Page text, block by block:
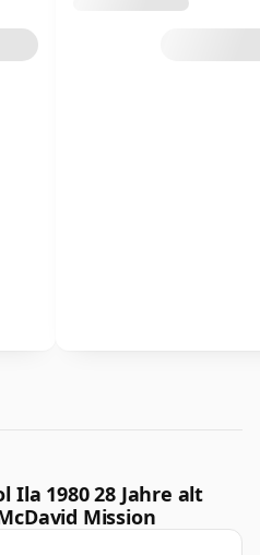
Ila 1980 28 Jahre alt
Mission